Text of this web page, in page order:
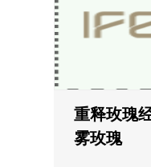
重释玫瑰
雾玫瑰